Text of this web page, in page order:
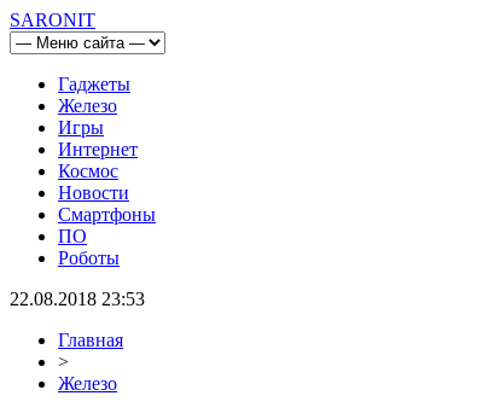
SARONIT
Гаджеты
Железо
Игры
Интернет
Космос
Новости
Смартфоны
ПО
Роботы
22.08.2018 23:53
Главная
>
Железо